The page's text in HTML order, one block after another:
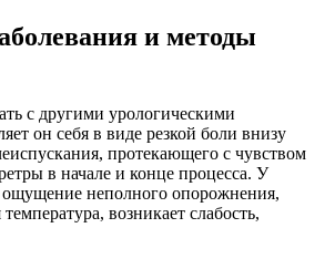
и методы
с другими урологическими
он себя в виде резкой боли внизу
протекающего с чувством
в начале и конце процесса. У
ощущение неполного опорожнения,
возникает слабость,